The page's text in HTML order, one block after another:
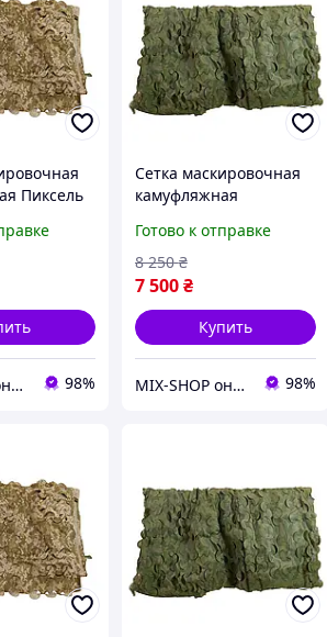
Пиксель
и
MIX-SHOP онлайн магазин 98%
Сетка маскировочная
камуфляжная
кв.м для авто, техники
и укрытий Militex
Готово к отправке
7 500 ₴
8 250 ₴
Купить
MIX-SHOP онлайн магазин 98%